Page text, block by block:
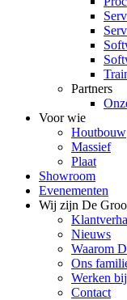
Partners
Voor wie
Houtbouw
Massief
Plaat
Showroom
Evenementen
Wij zijn De
Nieuws
Waarom
Ons
Werken bij
Contact